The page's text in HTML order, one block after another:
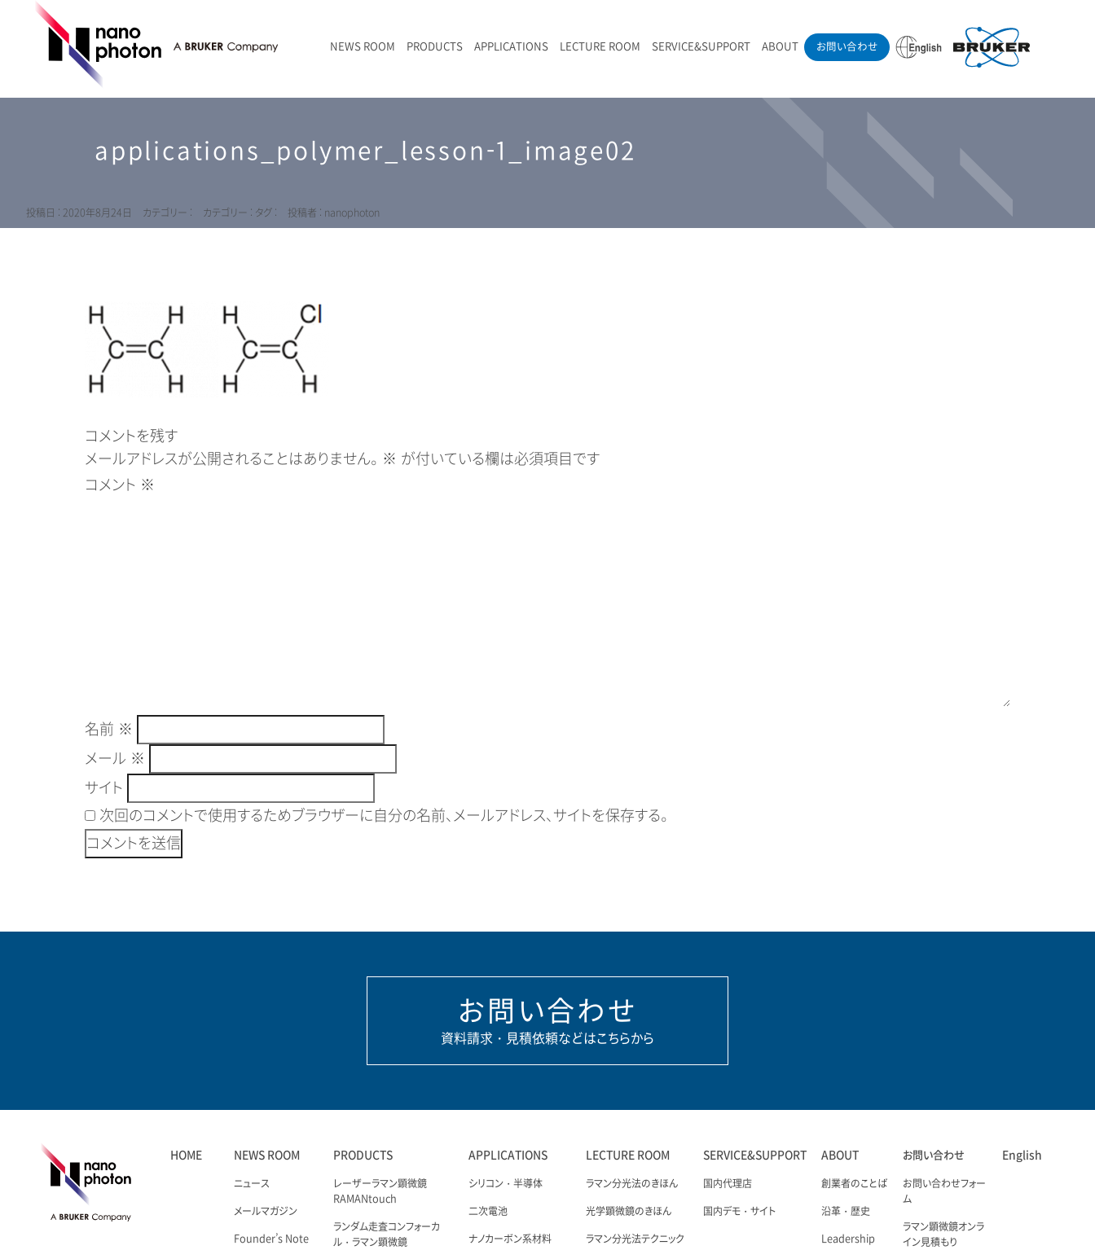
NEWS ROOM PRODUCTS
RAMANdrive | ウェハーステージ搭載ラマン顕微鏡
RAMANtouch vioLa | 紫外・深紫外ラマン顕微鏡
LIBcell charge | 充放電in-situラマン測定用セル
LIBcell | 不活性雰囲気ラマン測定用密閉容器
sumilé | 広帯域 反射型対物レンズ
SK-11 | レーザースペックルキラー
RAMAN顕微鏡オンライン見積もり
APPLICATIONS
無機化合物・鉱物
ポリマー（高分子）・樹脂
ライフサイエンス
食品
LECTURE ROOM
オンラインセミナー
SERVICE&SUPPORT ABOUT
アクセス
お問い合わせ
applications_polymer_lesson-1_image02
投稿日 : 2020年8月24日 カテゴリー : カテゴリー : タグ : 投稿者 : nanophoton
コメントを残す
メールアドレスが公開されることはありません。 ※ が付いている欄は必須項目です
コメント ※
名前 ※
メール ※
サイト
次回のコメントで使用するためブラウザーに自分の名前、メールアドレス、サイトを保存する。
お問い合わせ
資料請求・見積依頼などはこちらから
HOME NEWS ROOM
ニュース
メールマガジン
Founder’s Note
PRODUCTS
レーザーラマン顕微鏡
RAMANtouch
ランダム走査コンフォーカ
ル・ラマン顕微鏡
APPLICATIONS
シリコン・半導体
二次電池
ナノカーボン系材料
LECTURE ROOM
ラマン分光法のきほん
光学顕微鏡のきほん
ラマン分光法テクニック
SERVICE&SUPPORT
国内代理店
国内デモ・サイト
ABOUT
創業者のことば
沿革・歴史
Leadership
お問い合わせ
お問い合わせフォー
ム
ラマン顕微鏡オンラ
イン見積もり
English